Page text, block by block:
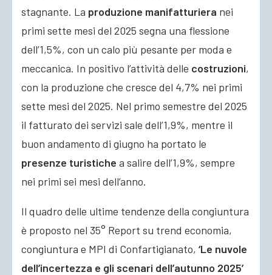
stagnante. La produzione manifatturiera nei
primi sette mesi del 2025 segna una flessione
dell’1,5%, con un calo più pesante per moda e
meccanica. In positivo l’attività delle costruzioni,
con la produzione che cresce del 4,7% nei primi
sette mesi del 2025. Nel primo semestre del 2025
il fatturato dei servizi sale dell’1,9%, mentre il
buon andamento di giugno ha portato le
presenze turistiche a salire dell’1,9%, sempre
nei primi sei mesi dell’anno.
Il quadro delle ultime tendenze della congiuntura
è proposto nel 35° Report su trend economia,
congiuntura e MPI di Confartigianato, ‘Le nuvole
dell’incertezza e gli scenari dell’autunno 2025’